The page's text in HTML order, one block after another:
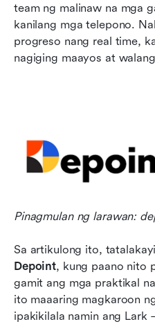
team ng malinaw na mga
kanilang mga telepono.
progreso nang real time,
nagiging maayos at
Pinagmulan ng larawan:
Sa artikulong ito,
Depoint, kung paano nito
gamit ang mga praktikal
ito maaaring magkaroon
ipakikilala namin ang Lark